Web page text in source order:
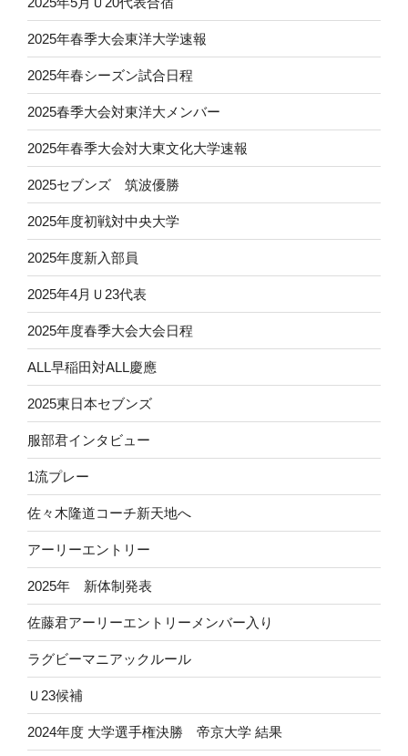
2025年春季大会東洋大学速報
2025年春シーズン試合日程
2025春季大会対東洋大メンバー
2025年春季大会対大東文化大学速報
2025セブンズ 筑波優勝
2025年度初戦対中央大学
2025年度新入部員
2025年4月Ｕ23代表
2025年度春季大会大会日程
ALL早稲田対ALL慶應
2025東日本セブンズ
服部君インタビュー
1流プレー
佐々木隆道コーチ新天地へ
アーリーエントリー
2025年 新体制発表
佐藤君アーリーエントリーメンバー入り
ラグビーマニアックルール
Ｕ23候補
2024年度 大学選手権決勝 帝京大学 結果